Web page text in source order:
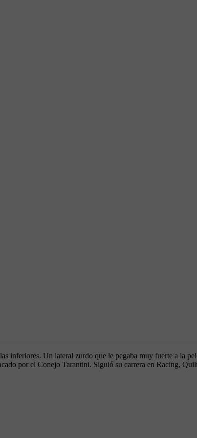
Un lateral zurdo que le pegaba muy fuerte a la
por el Conejo Tarantini. Siguió su carrera en Racing,